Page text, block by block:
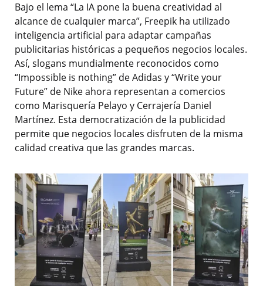
Bajo el lema “La IA pone la buena creatividad al
alcance de cualquier marca”, Freepik ha utilizado
inteligencia artificial para adaptar campañas
publicitarias históricas a pequeños negocios locales.
Así, slogans mundialmente reconocidos como
“Impossible is nothing” de Adidas y “Write your
Future” de Nike ahora representan a comercios
como Marisquería Pelayo y Cerrajería Daniel
Martínez. Esta democratización de la publicidad
permite que negocios locales disfruten de la misma
calidad creativa que las grandes marcas.